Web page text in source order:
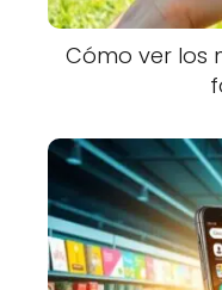
Cómo ver los